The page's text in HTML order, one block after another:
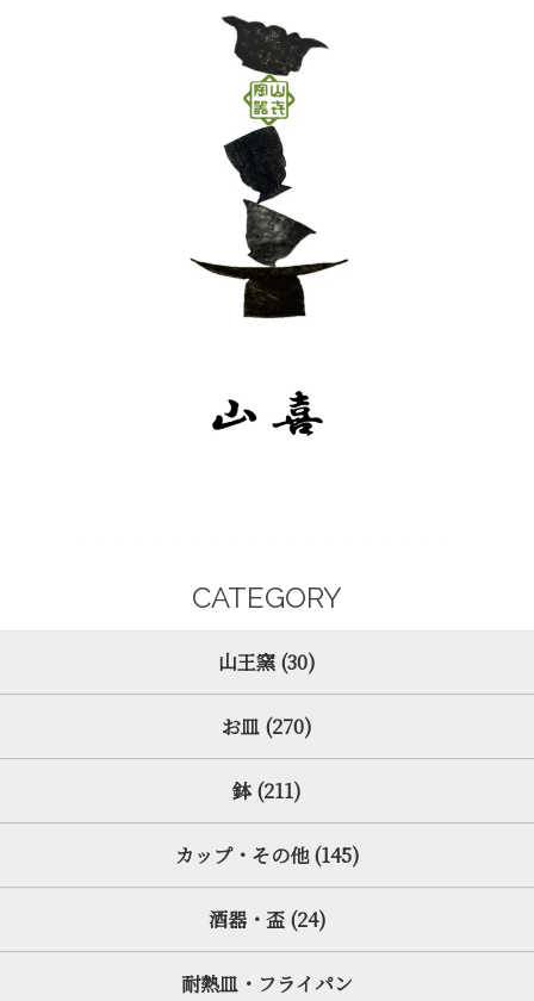
CATEGORY
山王窯 (30)
お皿 (270)
鉢 (211)
カップ・その他 (145)
酒器・盃 (24)
耐熱皿・フライパン